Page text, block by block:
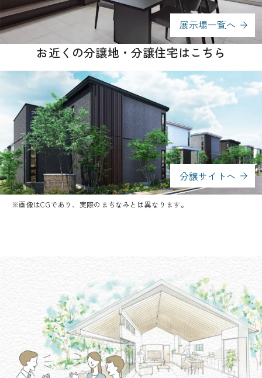
展示場一覧へ
お近くの分譲地・分譲住宅はこちら
分譲サイトへ
※画像はCGであり、実際のまちなみとは異なります。